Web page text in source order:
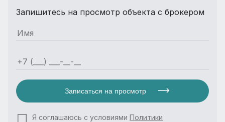
Запишитесь на просмотр объекта с брокером
Записаться на просмотр
Я соглашаюсь с условиями Политики